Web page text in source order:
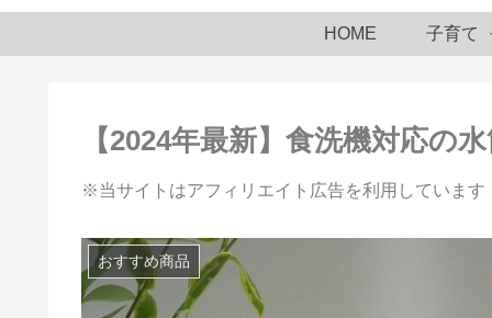
HOME 子育て
【2024年最新】食洗機対応の
※当サイトはアフィリエイト広告を利用しています
おすすめ商品